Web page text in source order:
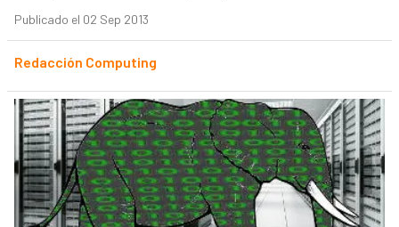
Publicado el 02 Sep 2013
Redacción Computing